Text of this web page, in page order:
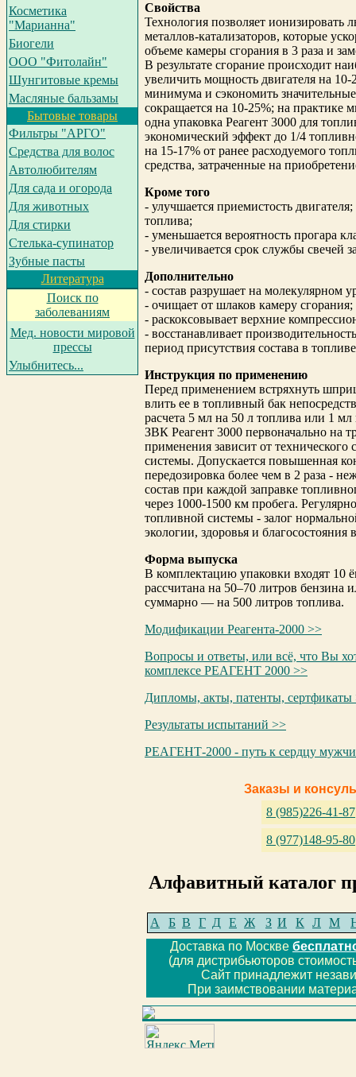
Косметика
"Марианна"
Биогели
ООО "Фитолайн"
Шунгитовые кремы
Масляные бальзамы
Бытовые товары
Фильтры "АРГО"
Средства для волос
Автолюбителям
Для сада и огорода
Для животных
Для стирки
Cтелька-супинатор
Зубные пасты
Литература
Поиск по
заболеваниям
Мед. новости мировой
прессы
Улыбнитесь...
Свойства
Технология позволяет
металлов-катализаторов, которые
объеме камеры сгорания в 3 раза и
В результате сгорание происходит
увеличить мощность двигателя на
минимума и сэкономить
сокращается на 10-25%; на практике
одна упаковка Реагент 3000 для
экономический эффект до 1/4
на 15-17% от ранее расходуемого
средства, затраченные на
Кроме того
- улучшается приемистость
топлива;
- уменьшается вероятность прогара
- увеличивается срок службы свечей
Дополнительно
- состав разрушает на молекулярном
- очищает от шлаков камеру сгорания;
- раскоксовывает верхние
- восстанавливает
период присутствия состава в
Инструкция по применению
Перед применением встряхнуть
влить ее в топливный бак
расчета 5 мл на 50 л топлива или 1
ЗВК Реагент 3000 первоначально на
применения зависит от технического
системы. Допускается повышенная
передозировка более чем в 2 раза -
состав при каждой заправке
через 1000-1500 км пробега.
топливной системы - залог
экологии, здоровья и благосостояния
Форма выпуска
В комплектацию упаковки входят 10
рассчитана на 50–70 литров
суммарно — на 500 литров топлива.
Модификации Реагента-2000 >>
Вопросы и ответы, или всё, что Вы
комплексе РЕАГЕНТ 2000 >>
Дипломы, акты, патенты, сертфикаты
Результаты испытаний >>
РЕАГЕНТ-2000 - путь к сердцу
Заказы и
8 (985)226-41-87
8 (977)148-95-80
Алфавитный каталог
А Б В Г Д Е Ж З И К Л М
Доставка по Москве
(для дистрибьюторов
Сайт принадлежит
При заимствовании